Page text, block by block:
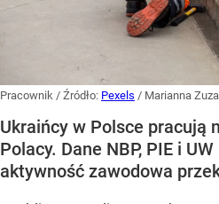
Pracownik / Źródło: Pexels / Marianna
Ukraińcy w Polsce pracują
Polacy. Dane NBP, PIE i
aktywność zawodowa